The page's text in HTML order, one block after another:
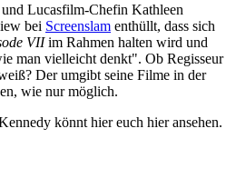
Lucasfilm-Chefin Kathleen
bei Screenslam enthüllt, dass sich
VIIim Rahmen halten wird und
man vielleicht denkt". Ob Regisseur
Der umgibt seine Filme in der
wie nur möglich.
könnt hier euch hier ansehen.